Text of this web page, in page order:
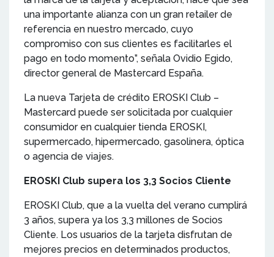
una importante alianza con un gran retailer de
referencia en nuestro mercado, cuyo
compromiso con sus clientes es facilitarles el
pago en todo momento”, señala Ovidio Egido,
director general de Mastercard España.
La nueva Tarjeta de crédito EROSKI Club –
Mastercard puede ser solicitada por cualquier
consumidor en cualquier tienda EROSKI,
supermercado, hipermercado, gasolinera, óptica
o agencia de viajes.
EROSKI Club supera los 3,3 Socios Cliente
EROSKI Club, que a la vuelta del verano cumplirá
3 años, supera ya los 3,3 millones de Socios
Cliente. Los usuarios de la tarjeta disfrutan de
mejores precios en determinados productos,